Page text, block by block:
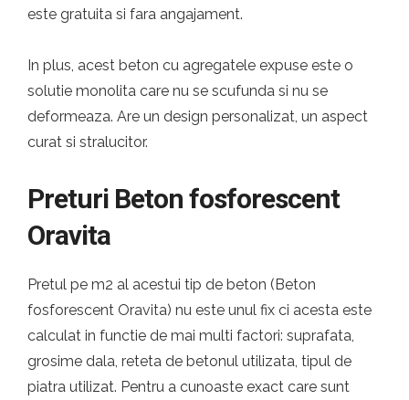
este gratuita si fara angajament.
In plus, acest beton cu agregatele expuse este o
solutie monolita care nu se scufunda si nu se
deformeaza. Are un design personalizat, un aspect
curat si stralucitor.
Preturi Beton fosforescent
Oravita
Pretul pe m2 al acestui tip de beton (Beton
fosforescent Oravita) nu este unul fix ci acesta este
calculat in functie de mai multi factori: suprafata,
grosime dala, reteta de betonul utilizata, tipul de
piatra utilizat. Pentru a cunoaste exact care sunt